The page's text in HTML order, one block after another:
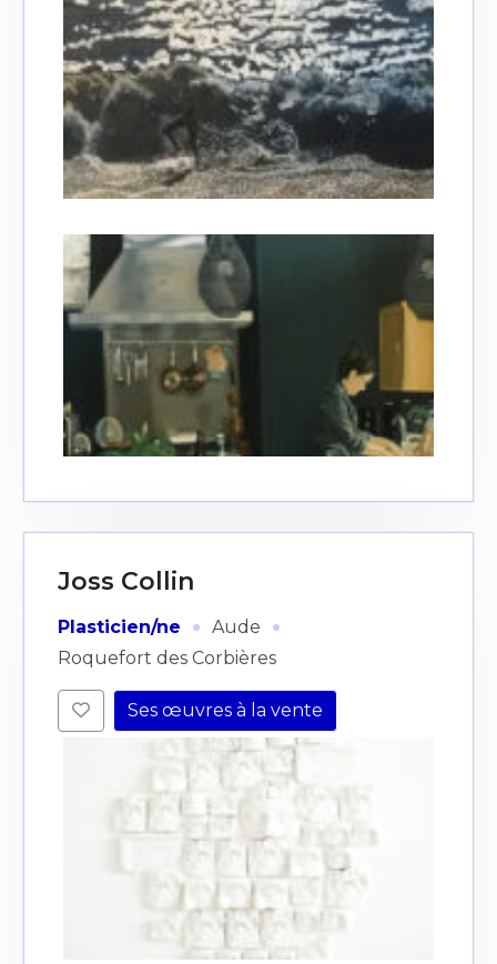
Joss Collin
Plasticien/ne · Aude ·
Roquefort des Corbières
Ses œuvres à la vente